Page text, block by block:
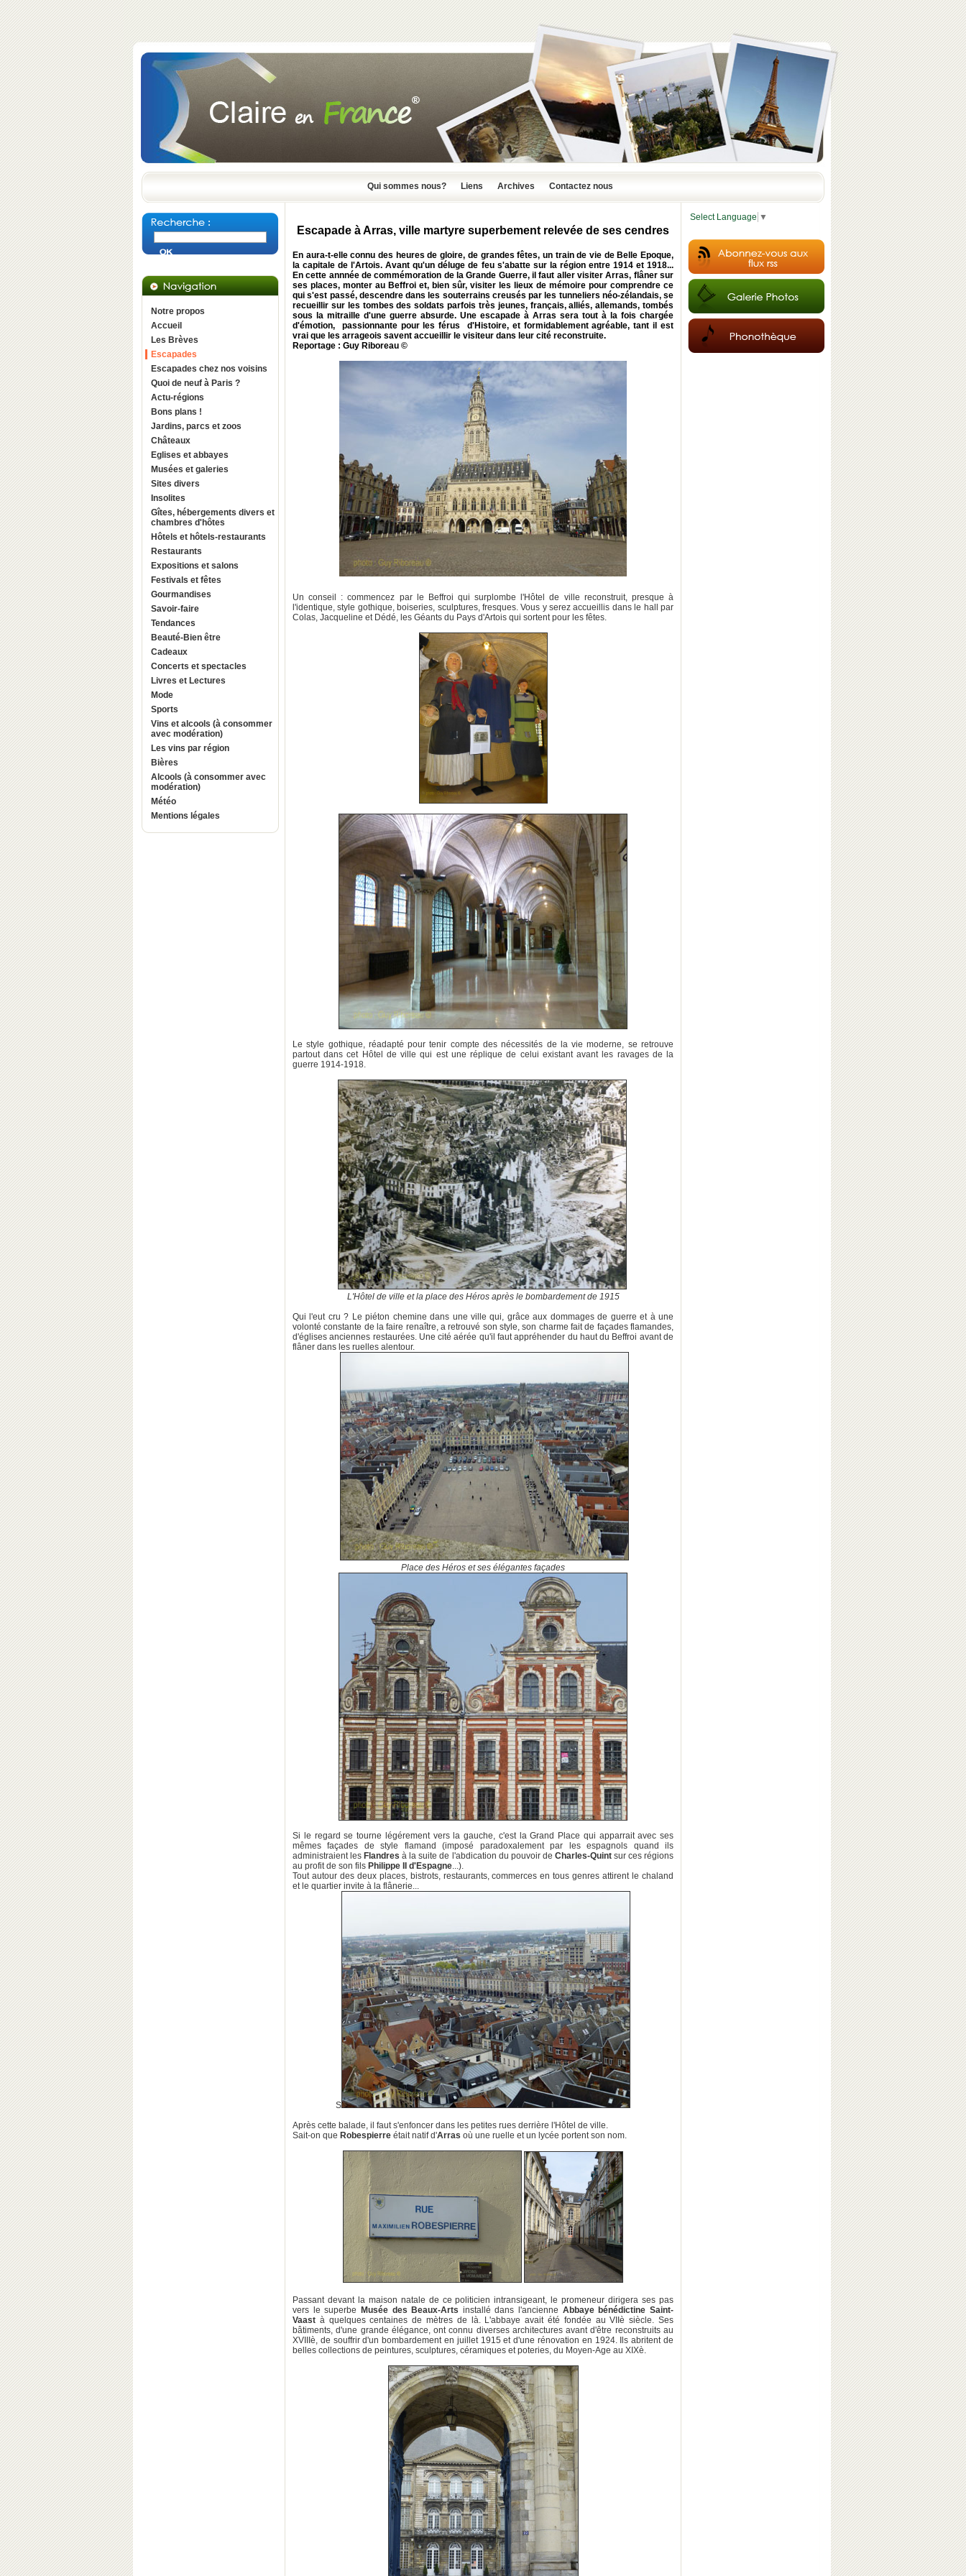
Qui sommes nous? Liens Archives Contactez nous
Notre propos
Accueil
Les Brèves
Escapades
Escapades chez nos voisins
Quoi de neuf à Paris ?
Actu-régions
Bons plans !
Jardins, parcs et zoos
Châteaux
Eglises et abbayes
Musées et galeries
Sites divers
Insolites
Gîtes, hébergements divers et
chambres d'hôtes
Hôtels et hôtels-restaurants
Restaurants
Expositions et salons
Festivals et fêtes
Gourmandises
Savoir-faire
Tendances
Beauté-Bien être
Cadeaux
Concerts et spectacles
Livres et Lectures
Mode
Sports
Vins et alcools (à consommer
avec modération)
Les vins par région
Bières
Alcools (à consommer avec
modération)
Météo
Mentions légales
Escapade à Arras, ville martyre superbement relevée de ses cendres
En aura-t-elle connu des heures de gloire, de grandes fêtes, un train de vie de Belle Epoque,
la capitale de l'Artois. Avant qu'un déluge de feu s'abatte sur la région entre 1914 et 1918...
En cette annnée de commémoration de la Grande Guerre, il faut aller visiter Arras, flâner sur
ses places, monter au Beffroi et, bien sûr, visiter les lieux de mémoire pour comprendre ce
qui s'est passé, descendre dans les souterrains creusés par les tunneliers néo-zélandais, se
recueillir sur les tombes des soldats parfois très jeunes, français, alliés, allemands, tombés
sous la mitraille d'une guerre absurde. Une escapade à Arras sera tout à la fois chargée
d'émotion, passionnante pour les férus d'Histoire, et formidablement agréable, tant il est
vrai que les arrageois savent accueillir le visiteur dans leur cité reconstruite.
Reportage : Guy Riboreau ©
Un conseil : commencez par le Beffroi qui surplombe l'Hôtel de ville reconstruit, presque à
l'identique, style gothique, boiseries, sculptures, fresques. Vous y serez accueillis dans le hall par
Colas, Jacqueline et Dédé, les Géants du Pays d'Artois qui sortent pour les fêtes.
Le style gothique, réadapté pour tenir compte des nécessités de la vie moderne, se retrouve
partout dans cet Hôtel de ville qui est une réplique de celui existant avant les ravages de la
guerre 1914-1918.
L'Hôtel de ville et la place des Hérosaprès le bombardement de 1915
Qui l'eut cru ? Le piéton chemine dans une ville qui, grâce aux dommages de guerre et à une
volonté constante de la faire renaître, a retrouvé son style, son charme fait de façades flamandes,
d'églises anciennes restaurées. Une cité aérée qu'il faut appréhender du haut du Beffroi avant de
flâner dans les ruelles alentour.
Place des Héros et ses élégantes façades
Si le regard se tourne légérement vers la gauche, c'est la Grand Place qui apparrait avec ses
mêmes façades de style flamand (imposé paradoxalement par les espagnols quand ils
administraient les Flandres à la suite de l'abdication du pouvoir de Charles-Quintsur ces régions
au profit de son fils Philippe II d'Espagne...).
Tout autour des deux places, bistrots, restaurants, commerces en tous genres attirent le chaland
et le quartier invite à la flânerie...
S
Après cette balade, il faut s'enfoncer dans les petites rues derrière l'Hôtel de ville.
Sait-on que Robespierre était natif d'Arras où une ruelle et un lycée portent son nom.
Passant devant la maison natale de ce politicien intransigeant, le promeneur dirigera ses pas
vers le superbe
Musée des Beaux-Arts installé dans l'ancienne Abbaye bénédictine Saint-
Vaast à quelques centaines de mètres de là. L'abbaye avait été fondée au VIIè siècle. Ses
bâtiments, d'une grande élégance, ont connu diverses architectures avant d'être reconstruits au
XVIIIè, de souffrir d'un bombardement en juillet 1915 et d'une rénovation en 1924. Ils abritent de
belles collections de peintures, sculptures, céramiques et poteries, du Moyen-Age au XIXè.
Select Language ▼